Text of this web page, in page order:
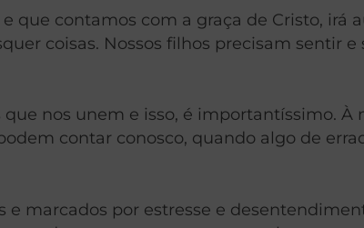
que contamos com a graça de Cristo, irá
coisas. Nossos filhos precisam sentir e
nos unem e isso, é importantíssimo.
contar conosco, quando algo de
marcados por estresse e